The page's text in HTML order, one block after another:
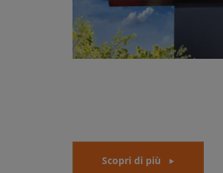
Scopri di più